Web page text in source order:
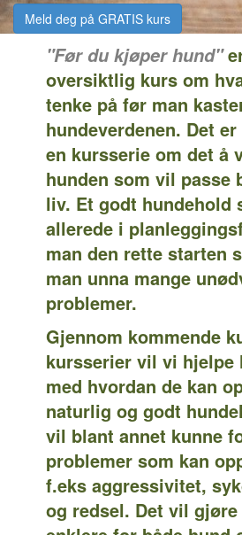
Meld deg på GRATIS kurs
"Før du kjøper hund"
oversiktlig kurs om
tenke på før man
hundeverdenen. Det
en kursserie om det å
hunden som vil passe
liv. Et godt hundehold
allerede i
man den rette starten
man unna mange
problemer.
Gjennom kommende
kursserier vil vi hjelpe
med hvordan de kan
naturlig og godt
vil blant annet kunne
problemer som kan
f.eks aggressivitet,
og redsel. Det vil